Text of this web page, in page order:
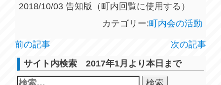
2018/10/03 告知版（町内回覧に使用する）
カテゴリー:町内会の活動
前の記事
次の記事
サイト内検索 2017年1月より本日まで